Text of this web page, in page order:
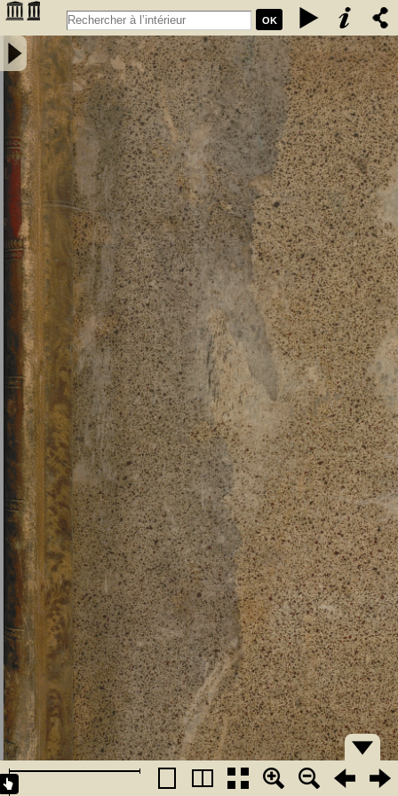
OK
Manuel du pilote de la mer Méditerranée, ou description des côtes
d'Espagne, de France, d'Italie et d'Afrique dans la Méditerranée
depuis le détroit de Gibraltar jusqu'au cap Bon pour l'Afrique, et
jusqu'en dehors du détroit de Messine pour l'Europe. Traduit pour la
côte d'Espagne et la partie correspondante de la Côte de Barbarie,
du Derrotero ou Routier espagnol de Tofino; Rédigé pour le reste par
L.-S. Baudin, lieutenant de vaisseau, chevalier de Saint-Louis... -
Baudin, Louis Stanislas (1788-1870). Auteur